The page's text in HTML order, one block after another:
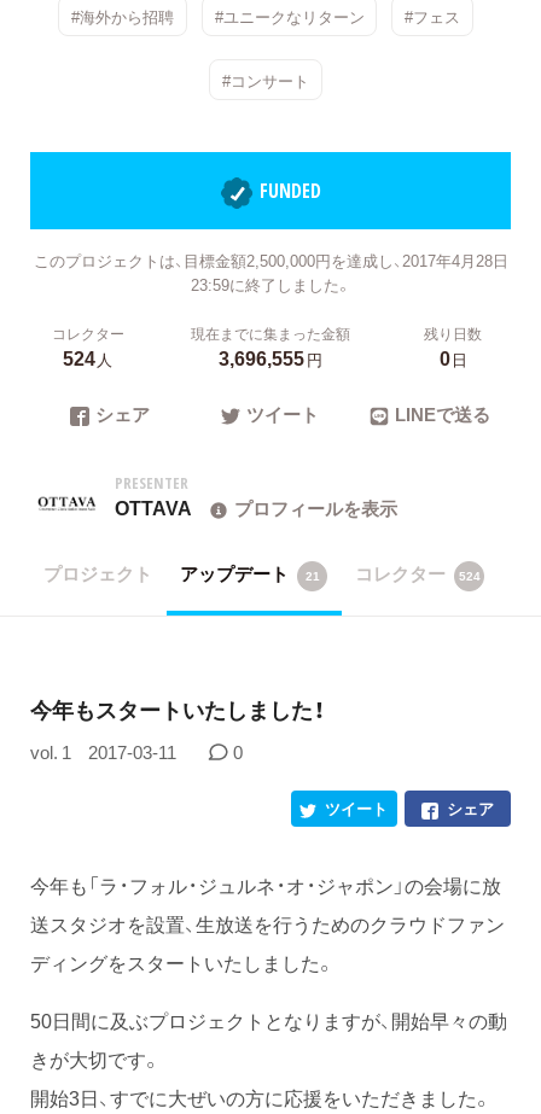
#海外から招聘 #ユニークなリターン #フェス
#コンサート
FUNDED
このプロジェクトは、目標金額2,500,000円を達成し、2017年4月28日
23:59に終了しました。
コレクター
524人
現在までに集まった金額
3,696,555円
残り日数
0日
シェア ツイート LINEで送る
PRESENTER
OTTAVA プロフィールを表示
プロジェクト アップデート 21 コレクター 524
今年もスタートいたしました！
vol. 1 2017-03-11 0
シェア
ツイート
今年も「ラ・フォル・ジュルネ・オ・ジャポン」の会場に放
送スタジオを設置、生放送を行うためのクラウドファン
ディングをスタートいたしました。
50日間に及ぶプロジェクトとなりますが、開始早々の動
きが大切です。
開始3日、すでに大ぜいの方に応援をいただきました。